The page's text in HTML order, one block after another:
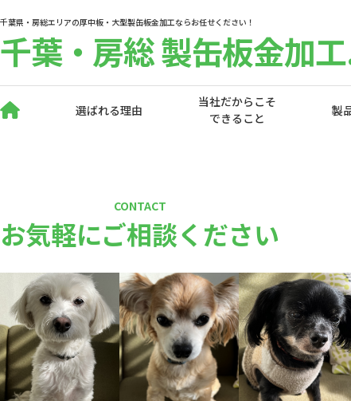
千葉県・房総エリアの厚中板・大型製缶板金加工ならお任せください！
千葉・房総 製缶板金加
選ばれる理由
当社だからこそ
できること
製
CONTACT
お気軽にご相談ください